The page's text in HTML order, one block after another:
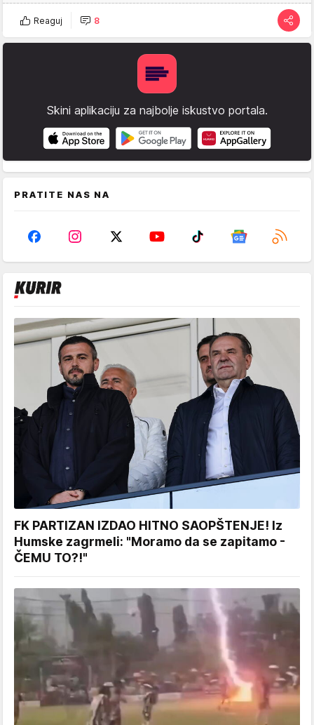
Reaguj 8
Skini aplikaciju za najbolje iskustvo portala.
PRATITE NAS NA
FK PARTIZAN IZDAO HITNO SAOPŠTENJE! Iz
Humske zagrmeli: "Moramo da se zapitamo -
ČEMU TO?!"